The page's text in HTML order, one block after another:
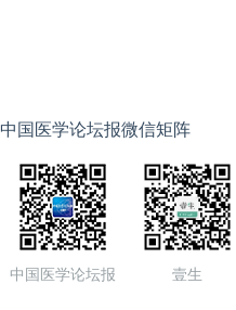
中国医学论坛报微信矩阵
中国医学论坛报 壹生